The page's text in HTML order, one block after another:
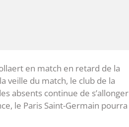
en match en retard de la
veille du match, le club de la
absents continue de s’allonger
le Paris Saint-Germain pourra